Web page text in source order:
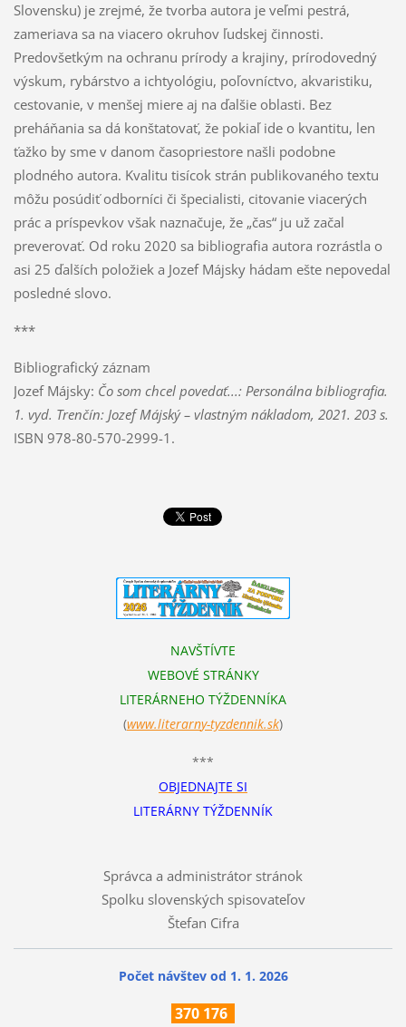
Slovensku) je zrejmé, že tvorba autora je veľmi pestrá,
zameriava sa na viacero okruhov ľudskej činnosti.
Predovšetkým na ochranu prírody a krajiny, prírodovedný
výskum, rybárstvo a ichtyológiu, poľovníctvo, akvaristiku,
cestovanie, v menšej miere aj na ďalšie oblasti. Bez
preháňania sa dá konštatovať, že pokiaľ ide o kvantitu, len
ťažko by sme v danom časopriestore našli podobne
plodného autora. Kvalitu tisícok strán publikovaného textu
môžu posúdiť odborníci či špecialisti, citovanie viacerých
prác a príspevkov však naznačuje, že „čas“ ju už začal
preverovať. Od roku 2020 sa bibliografia autora rozrástla o
asi 25 ďalších položiek a Jozef Májsky hádam ešte nepovedal
posledné slovo.
***
Bibliografický záznam
Jozef Májsky: Čo som chcel povedať...: Personálna bibliografia.
1. vyd. Trenčín: Jozef Májský – vlastným nákladom, 2021. 203 s.
ISBN 978-80-570-2999-1.
NAVŠTÍVTE
WEBOVÉ STRÁNKY
LITERÁRNEHO TÝŽDENNÍKA
(www.literarny-tyzdennik.sk)
***
OBJEDNAJTE SI
LITERÁRNY TÝŽDENNÍK
Správca a administrátor stránok
Spolku slovenských spisovateľov
Štefan Cifra
Počet návštev od 1. 1. 2026
370 176